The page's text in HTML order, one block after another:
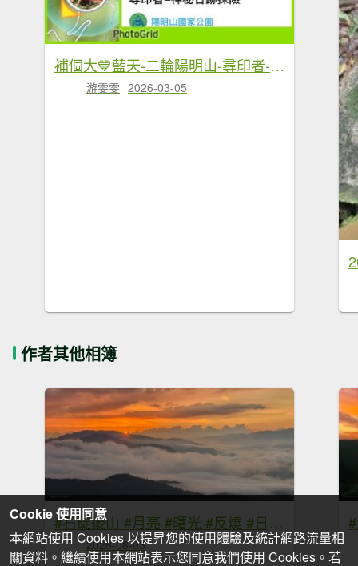
補個大💙藍天-二輪陽明山-尋印者-神秘古蹟探險12條步道
游雯雯 2026-03-05
作者其他相簿
#石碇後山 #月亮 #曙光 #反燒 #日出 #雲海 8/3
2026-08-03
Cookie 使用同意
本網站使用 Cookies 以提昇您的使用體驗及統計網路流量相
關資料。繼續使用本網站表示您同意我們使用 Cookies。若